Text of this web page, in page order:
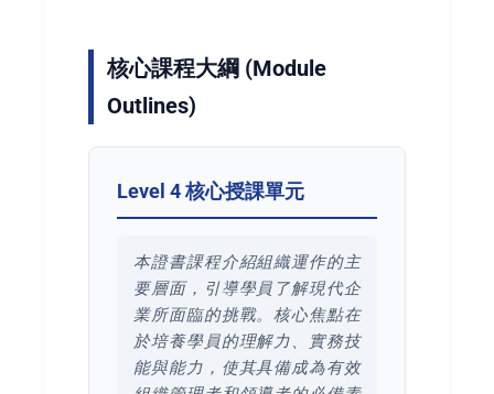
核心課程大綱 (Module
Outlines)
Level 4 核心授課單元
本證書課程介紹組織運作的主
要層面，引導學員了解現代企
業所面臨的挑戰。核心焦點在
於培養學員的理解力、實務技
能與能力，使其具備成為有效